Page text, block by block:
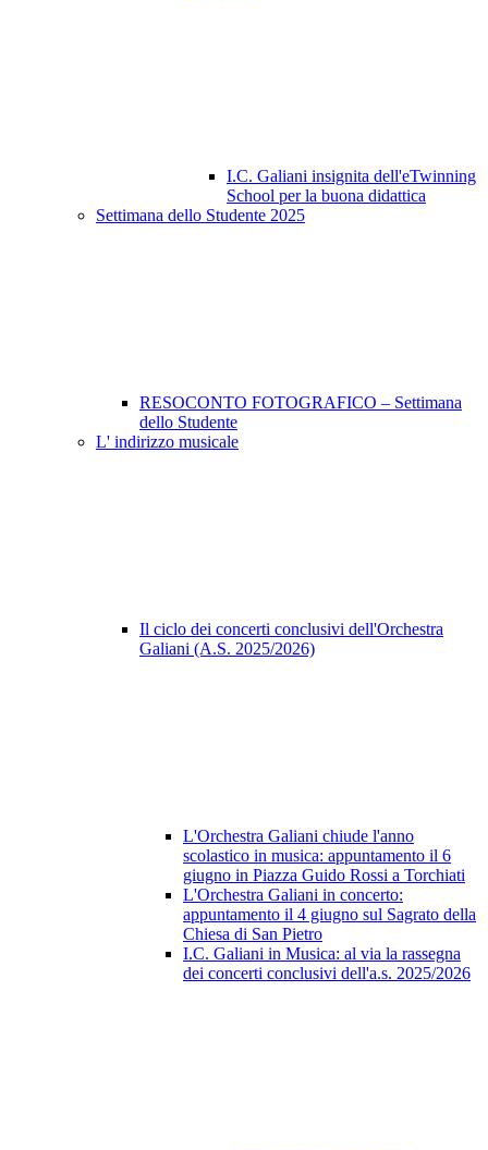
I.C. Galiani insignita dell'eTwinning
School per la buona didattica
Settimana dello Studente 2025
RESOCONTO FOTOGRAFICO – Settimana
dello Studente
L' indirizzo musicale
Il ciclo dei concerti conclusivi dell'Orchestra
Galiani (A.S. 2025/2026)
L'Orchestra Galiani chiude l'anno
scolastico in musica: appuntamento il 6
giugno in Piazza Guido Rossi a Torchiati
L'Orchestra Galiani in concerto:
appuntamento il 4 giugno sul Sagrato della
Chiesa di San Pietro
I.C. Galiani in Musica: al via la rassegna
dei concerti conclusivi dell'a.s. 2025/2026